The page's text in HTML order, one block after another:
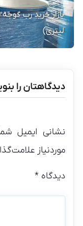
لیتری)
دیدگاهتان را
نشانی ایمیل
موردنیاز
دیدگاه*